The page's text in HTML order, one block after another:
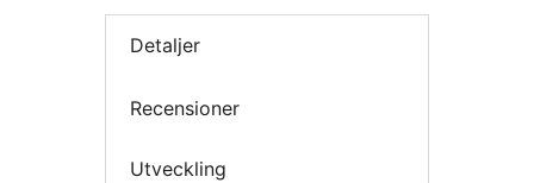
Detaljer
Recensioner
Utveckling